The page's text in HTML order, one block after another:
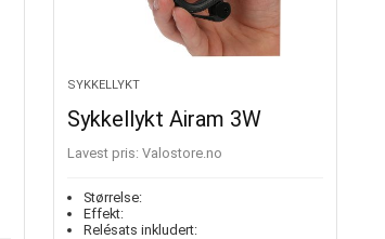
SYKKELLYKT
Sykkellykt Airam 3W
Lavest pris: valostore.no
Størrelse:
Effekt:
Relésats inkludert: